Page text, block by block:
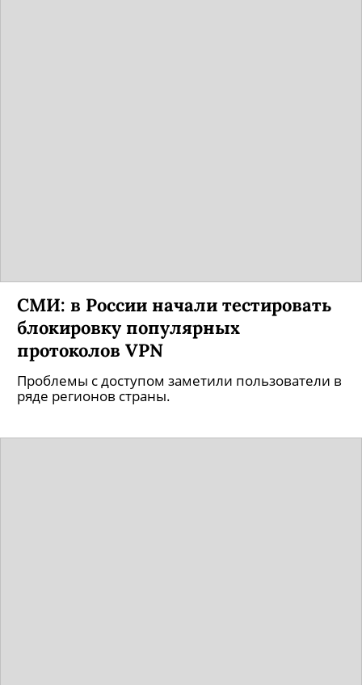
СМИ: в России начали тестировать
блокировку популярных
протоколов VPN
Проблемы с доступом заметили пользователи в
ряде регионов страны.